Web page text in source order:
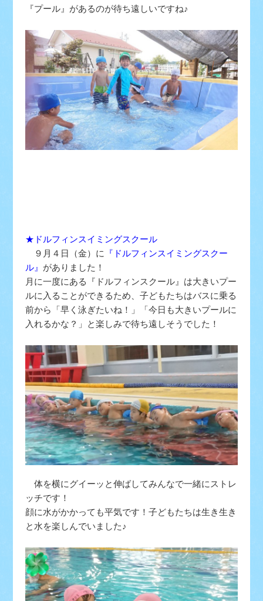
『プール』があるのが待ち遠しいですね♪
★ドルフィンスイミングスクール
９月４日（金）に 『ドルフィンスイミングスクー
ル』 がありました！
月に一度にある『ドルフィンスクール』は大きいプー
ルに入ることができるため、子どもたちはバスに乗る
前から「早く泳ぎたいね！」「今日も大きいプールに
入れるかな？」と楽しみで待ち遠しそうでした！
体を横にグイーッと伸ばしてみんなで一緒にストレ
ッチです！
顔に水がかかっても平気です！子どもたちは生き生き
と水を楽しんでいました♪